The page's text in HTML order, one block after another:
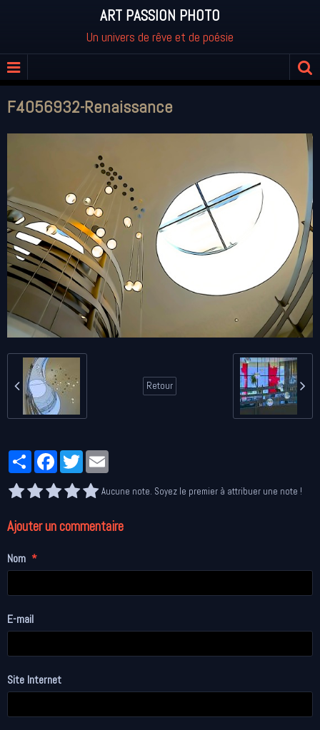
ART PASSION PHOTO
Un univers de rêve et de poésie
F4056932-Renaissance
Retour
PartagerFacebookTwitter
Aucune note. Soyez le premier à attribuer une note !
Ajouter un commentaire
Nom
E-mail
Site Internet